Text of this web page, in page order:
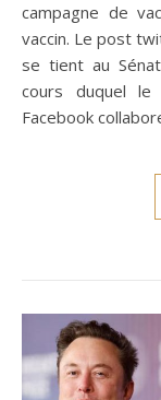
campagne de
vaccin. Le post
se tient au
cours duquel
Facebook